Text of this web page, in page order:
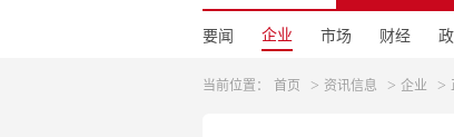
要闻 企业 市场 财经
当前位置： 首页 > 资讯信息 > 企业 >